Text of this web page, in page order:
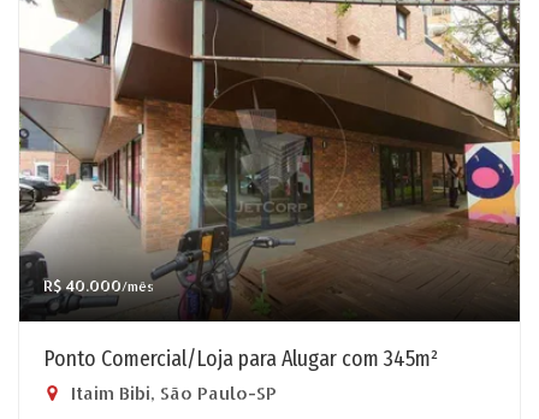
R$ 40.000/mês
Ponto Comercial/Loja para Alugar com 345m²
Itaim Bibi, São Paulo-SP